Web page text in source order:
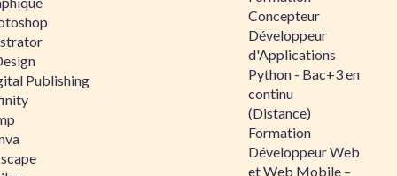
Publishing
Concepteur
Développeur
d'Applications
Python - Bac+3 en
continu
(Distance)
Formation
Développeur Web
et Web Mobile –